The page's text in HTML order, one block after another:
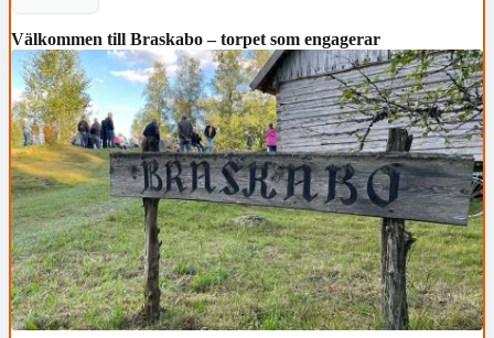
Välkommen till Braskabo – torpet som engagerar